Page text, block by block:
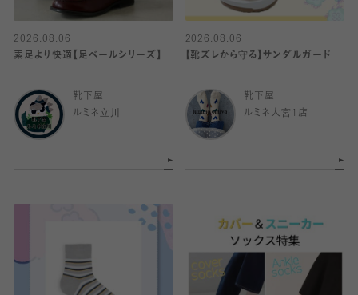
2026.08.06
素足より快適【足ベールシリーズ】
靴下屋
ルミネ立川
2026.08.06
【靴ズレから守る】サンダルガード
靴下屋
ルミネ大宮1店